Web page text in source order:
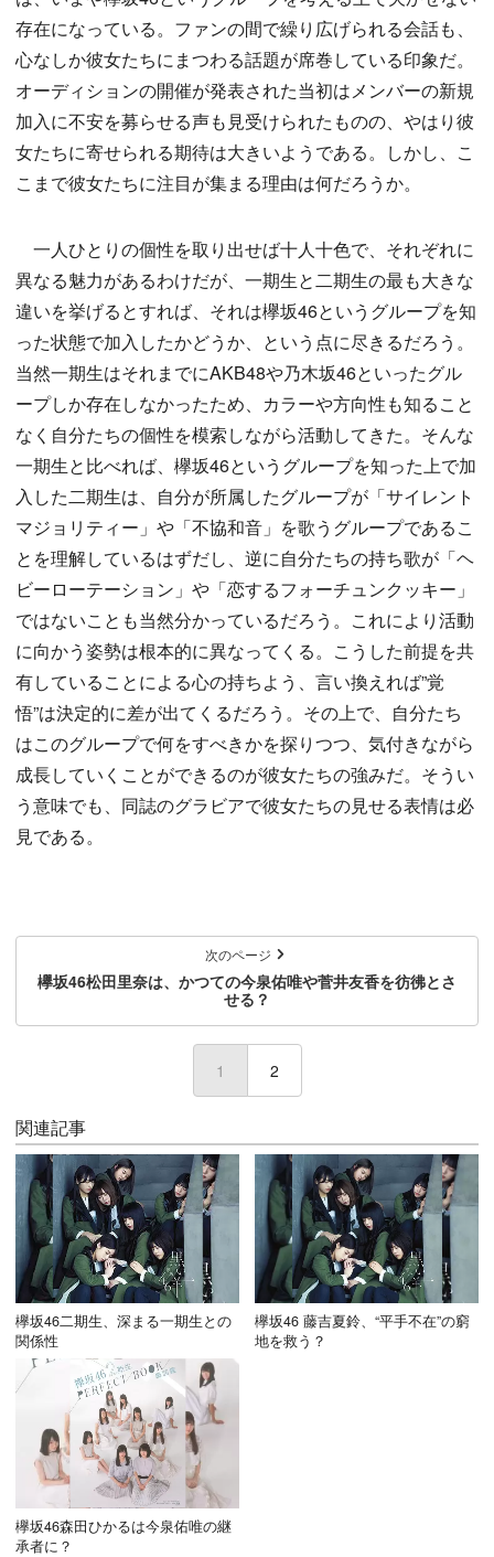
存在になっている。ファンの間で繰り広げられる会話も、
心なしか彼女たちにまつわる話題が席巻している印象だ。
オーディションの開催が発表された当初はメンバーの新規
加入に不安を募らせる声も見受けられたものの、やはり彼
女たちに寄せられる期待は大きいようである。しかし、こ
こまで彼女たちに注目が集まる理由は何だろうか。
一人ひとりの個性を取り出せば十人十色で、それぞれに
異なる魅力があるわけだが、一期生と二期生の最も大きな
違いを挙げるとすれば、それは欅坂46というグループを知
った状態で加入したかどうか、という点に尽きるだろう。
当然一期生はそれまでにAKB48や乃木坂46といったグル
ープしか存在しなかったため、カラーや方向性も知ること
なく自分たちの個性を模索しながら活動してきた。そんな
一期生と比べれば、欅坂46というグループを知った上で加
入した二期生は、自分が所属したグループが「サイレント
マジョリティー」や「不協和音」を歌うグループであるこ
とを理解しているはずだし、逆に自分たちの持ち歌が「ヘ
ビーローテーション」や「恋するフォーチュンクッキー」
ではないことも当然分かっているだろう。これにより活動
に向かう姿勢は根本的に異なってくる。こうした前提を共
有していることによる心の持ちよう、言い換えれば”覚
悟”は決定的に差が出てくるだろう。その上で、自分たち
はこのグループで何をすべきかを探りつつ、気付きながら
成長していくことができるのが彼女たちの強みだ。そうい
う意味でも、同誌のグラビアで彼女たちの見せる表情は必
見である。
次のページ
欅坂46松田里奈は、かつての今泉佑唯や菅井友香を彷彿とさ
せる？
1 (current)
2
関連記事
欅坂46二期生、深まる一期生との
関係性
欅坂46 藤吉夏鈴、“平手不在”の窮
地を救う？
欅坂46森田ひかるは今泉佑唯の継
承者に？